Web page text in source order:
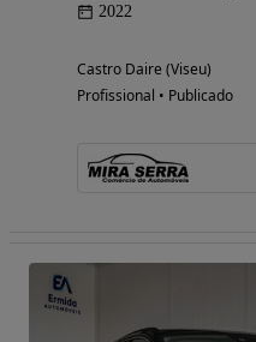
2022
Castro Daire (Viseu)
Profissional • Publicado